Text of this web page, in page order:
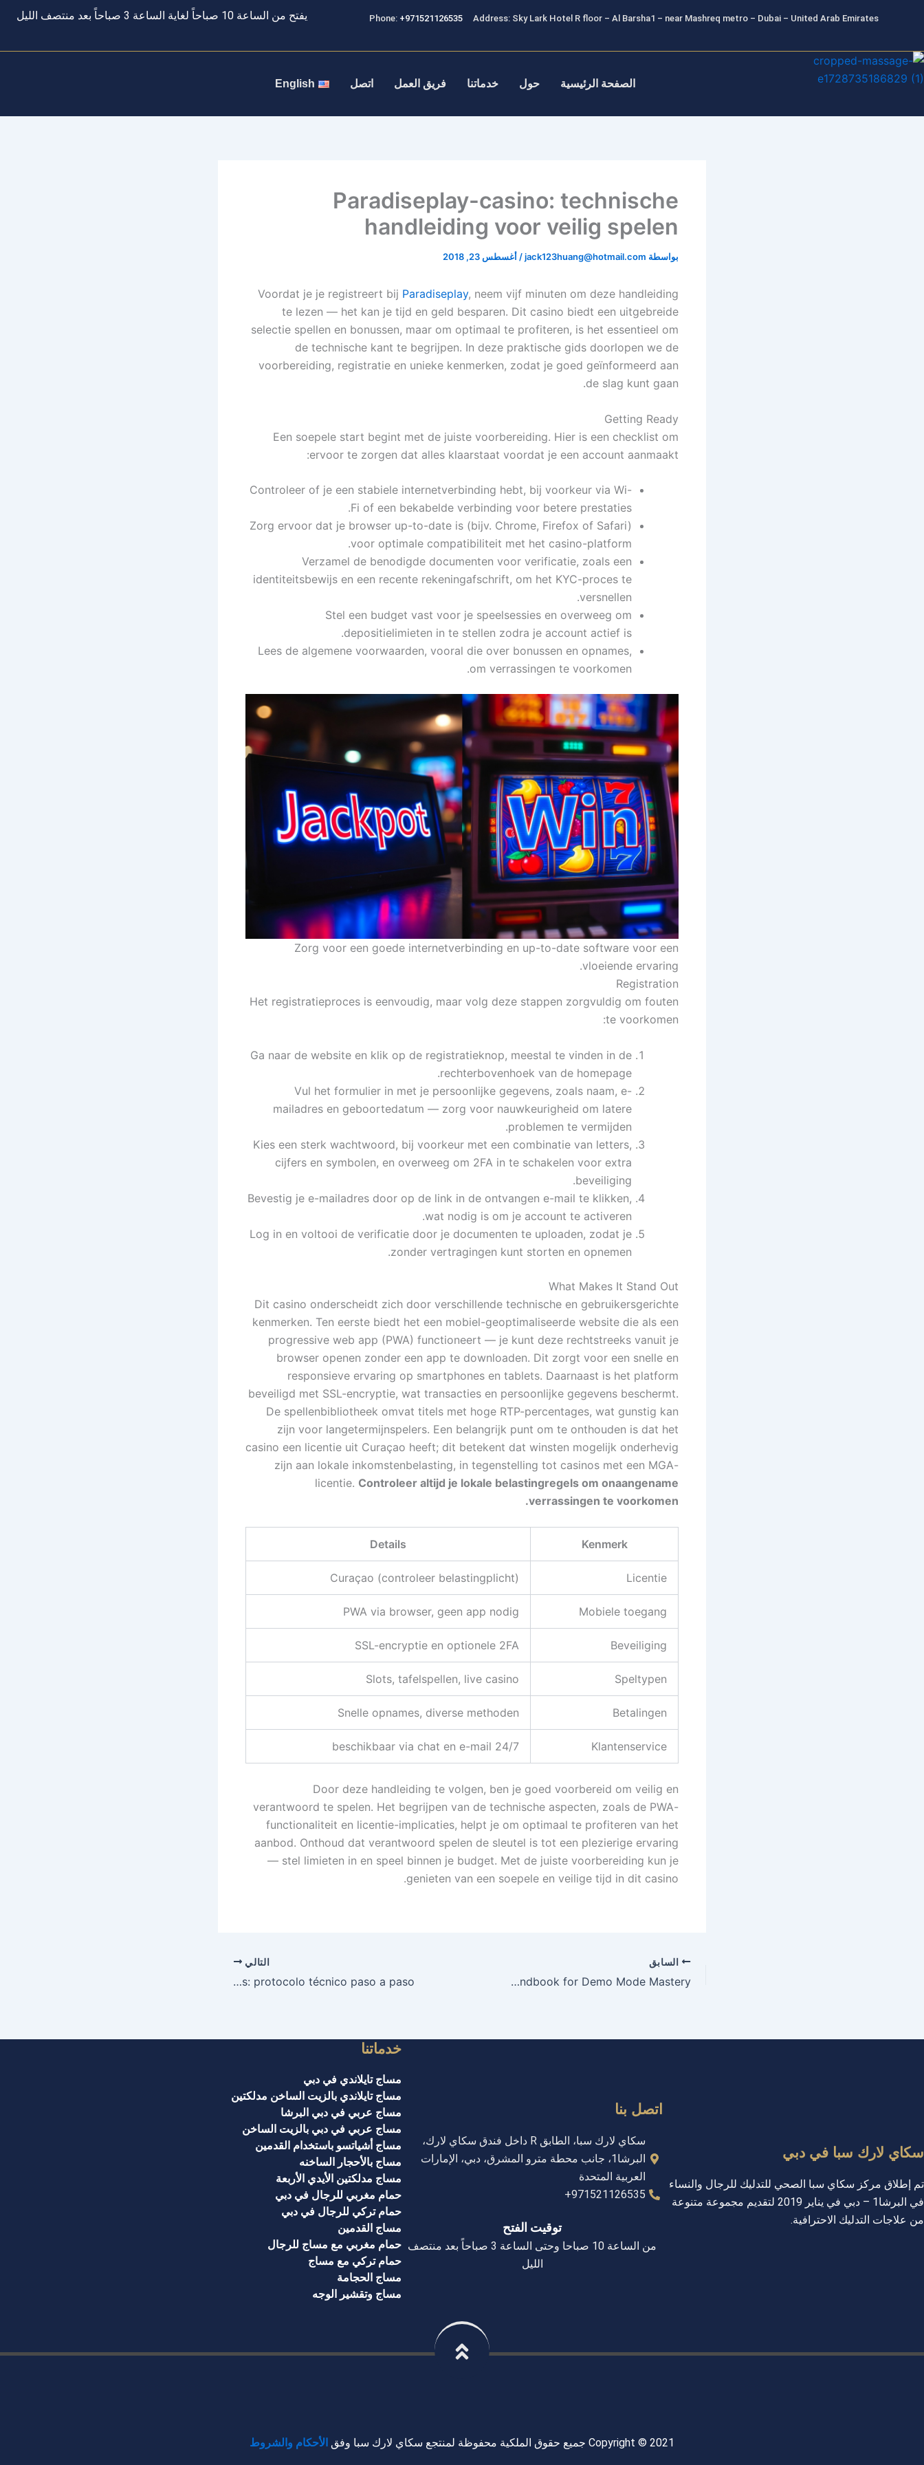
Phone: +971521126535Address: Sky Lark Hotel R floor – Al Barsha1 – near Mashreq metro – Dubai – United Arab Emirates يفتح من الساعة 10 صباحاً لغاية الساعة 3 صباحاً بعد منتصف الليل
الصفحة الرئيسية حول خدماتنا فريق العمل اتصل English
Paradiseplay-casino: technische
handleiding voor veilig spelen
بواسطة jack123huang@hotmail.com
/ أغسطس 23, 2018
Voordat je je registreert bij Paradiseplay, neem vijf minuten om deze handleiding
te lezen — het kan je tijd en geld besparen. Dit casino biedt een uitgebreide
selectie spellen en bonussen, maar om optimaal te profiteren, is het essentieel om
de technische kant te begrijpen. In deze praktische gids doorlopen we de
voorbereiding, registratie en unieke kenmerken, zodat je goed geïnformeerd aan
de slag kunt gaan.
Getting Ready
Een soepele start begint met de juiste voorbereiding. Hier is een checklist om
ervoor te zorgen dat alles klaarstaat voordat je een account aanmaakt:
Controleer of je een stabiele internetverbinding hebt, bij voorkeur via Wi-
Fi of een bekabelde verbinding voor betere prestaties.
Zorg ervoor dat je browser up-to-date is (bijv. Chrome, Firefox of Safari)
voor optimale compatibiliteit met het casino-platform.
Verzamel de benodigde documenten voor verificatie, zoals een
identiteitsbewijs en een recente rekeningafschrift, om het KYC-proces te
versnellen.
Stel een budget vast voor je speelsessies en overweeg om
depositielimieten in te stellen zodra je account actief is.
Lees de algemene voorwaarden, vooral die over bonussen en opnames,
om verrassingen te voorkomen.
Zorg voor een goede internetverbinding en up-to-date software voor een
vloeiende ervaring.
Registration
Het registratieproces is eenvoudig, maar volg deze stappen zorgvuldig om fouten
te voorkomen:
Ga naar de website en klik op de registratieknop, meestal te vinden in de
rechterbovenhoek van de homepage.
Vul het formulier in met je persoonlijke gegevens, zoals naam, e-
mailadres en geboortedatum — zorg voor nauwkeurigheid om latere
problemen te vermijden.
Kies een sterk wachtwoord, bij voorkeur met een combinatie van letters,
cijfers en symbolen, en overweeg om 2FA in te schakelen voor extra
beveiliging.
Bevestig je e-mailadres door op de link in de ontvangen e-mail te klikken,
wat nodig is om je account te activeren.
Log in en voltooi de verificatie door je documenten te uploaden, zodat je
zonder vertragingen kunt storten en opnemen.
What Makes It Stand Out
Dit casino onderscheidt zich door verschillende technische en gebruikersgerichte
kenmerken. Ten eerste biedt het een mobiel-geoptimaliseerde website die als een
progressive web app (PWA) functioneert — je kunt deze rechtstreeks vanuit je
browser openen zonder een app te downloaden. Dit zorgt voor een snelle en
responsieve ervaring op smartphones en tablets. Daarnaast is het platform
beveiligd met SSL-encryptie, wat transacties en persoonlijke gegevens beschermt.
De spellenbibliotheek omvat titels met hoge RTP-percentages, wat gunstig kan
zijn voor langetermijnspelers. Een belangrijk punt om te onthouden is dat het
casino een licentie uit Curaçao heeft; dit betekent dat winsten mogelijk onderhevig
zijn aan lokale inkomstenbelasting, in tegenstelling tot casinos met een MGA-
licentie. Controleer altijd je lokale belastingregels om onaangename
verrassingen te voorkomen.
Kenmerk
Details
Licentie
Curaçao (controleer belastingplicht)
Mobiele toegang
PWA via browser, geen app nodig
Beveiliging
SSL-encryptie en optionele 2FA
Speltypen
Slots, tafelspellen, live casino
Betalingen
Snelle opnames, diverse methoden
Klantenservice
24/7 beschikbaar via chat en e-mail
Door deze handleiding te volgen, ben je goed voorbereid om veilig en
verantwoord te spelen. Het begrijpen van de technische aspecten, zoals de PWA-
functionaliteit en licentie-implicaties, helpt je om optimaal te profiteren van het
aanbod. Onthoud dat verantwoord spelen de sleutel is tot een plezierige ervaring
— stel limieten in en speel binnen je budget. Met de juiste voorbereiding kun je
genieten van een soepele en veilige tijd in dit casino.
السابق
Sweet Bonanza Free Play Exposed: A Technical Handbook for Demo Mode Mastery
التالي
Cómo aprovechar los bonos de LeoVegas: protocolo técnico paso a paso
سكاي لارك سبا في دبي
تم إطلاق مركز سكاي سبا الصحي للتدليك للرجال والنساء
في البرشا1 – دبي في يناير 2019 لتقديم مجموعة متنوعة
من علاجات التدليك الاحترافية.
اتصل بنا
سكاي لارك سبا، الطابق R داخل فندق سكاي لارك،
البرشا1، جانب محطة مترو المشرق، دبي، الإمارات
العربية المتحدة
971521126535+
توقيت الفتح
من الساعة 10 صباحا وحتى الساعة 3 صباحاً بعد منتصف
الليل
خدماتنا
مساج تايلاندي في دبي
مساج تايلاندي بالزيت الساخن مدلكتين
مساج عربي في دبي البرشا
مساج عربي في دبي بالزيت الساخن
مساج أشياتسو باستخدام القدمين
مساج بالأحجار الساخنه
مساج مدلكتين الأيدي الأربعة
حمام مغربي للرجال في دبي
حمام تركي للرجال في دبي
مساج القدمين
حمام مغربي مع مساج للرجال
حمام تركي مع مساج
مساج الحجامة
مساج وتقشير الوجه
Copyright © 2021 جميع حقوق الملكية محفوظة لمنتجع سكاي لارك سبا وفق الأحكام والشروط